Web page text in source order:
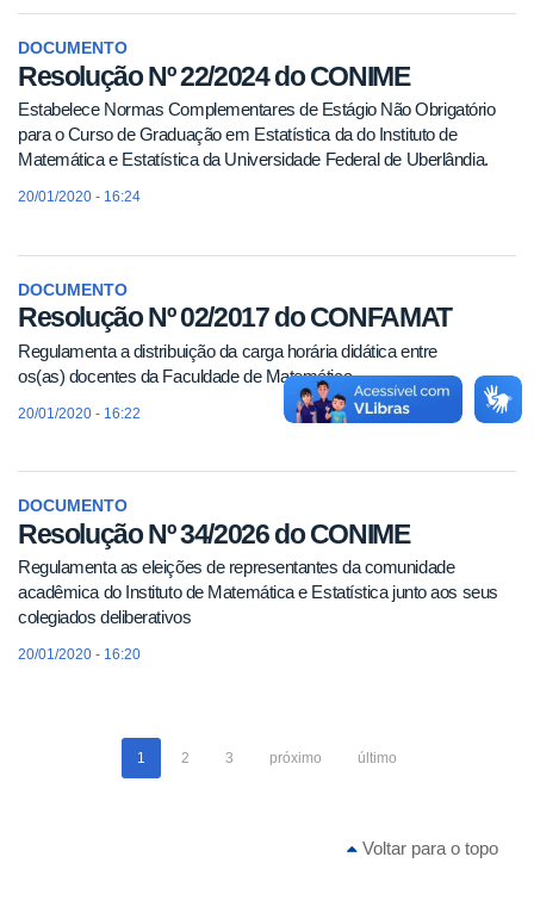
DOCUMENTO
Resolução Nº 22/2024 do CONIME
Estabelece Normas Complementares de Estágio Não Obrigatório
para o Curso de Graduação em Estatística da do Instituto de
Matemática e Estatística da Universidade Federal de Uberlândia.
20/01/2020 - 16:24
DOCUMENTO
Resolução Nº 02/2017 do CONFAMAT
Regulamenta a distribuição da carga horária didática entre
os(as) docentes da Faculdade de Matemática.
20/01/2020 - 16:22
DOCUMENTO
Resolução Nº 34/2026 do CONIME
Regulamenta as eleições de representantes da comunidade
acadêmica do Instituto de Matemática e Estatística junto aos seus
colegiados deliberativos
20/01/2020 - 16:20
1 2 3 próximo último
Voltar para o topo